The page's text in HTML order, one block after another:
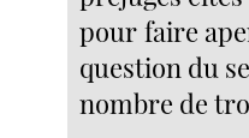
pour faire
question du
nombre de